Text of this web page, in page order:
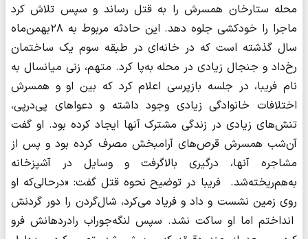
محله ستارخان همسرش را به قتل رساند و سپس تلاش کرد
ماجرا را خودکشی جلوه دهد. این حادثه مربوط به ۲۸بهمن‌ماه
سال گذشته است که در خانه‌ای در طبقه سوم یک ساختمان
رخ‌داد و جنجال‌ زیادی در محله به‌پا کرد. متهم، زنی میانسال به
نام فریبا، در جلسه بازپرسی اعلام کرد که بین او و همسرش
اختلافات خانوادگی زیادی وجود داشته و دعواهای پی‌درپی،
تنش‌های زیادی در زندگی مشترک آنها ایجاد کرده بود. او گفت
آن‌شب همسرش قرص‌های آرامبخش مصرف کرده بود و پس از
مشاجره آنها، درگیری بالاگرفت و وسایل در آشپزخانه
به‌هم‌ریخته‌شد. فریبا در توضیح نحوه قتل گفت: «درحالی‌که او
روی زمین ‌نشست و داد و فریاد می‌کرد، شال‌گردن را دور گردنش
انداختم اما او ساکت نشد. سپس لنگه‌جوراب رادردهانش فرو